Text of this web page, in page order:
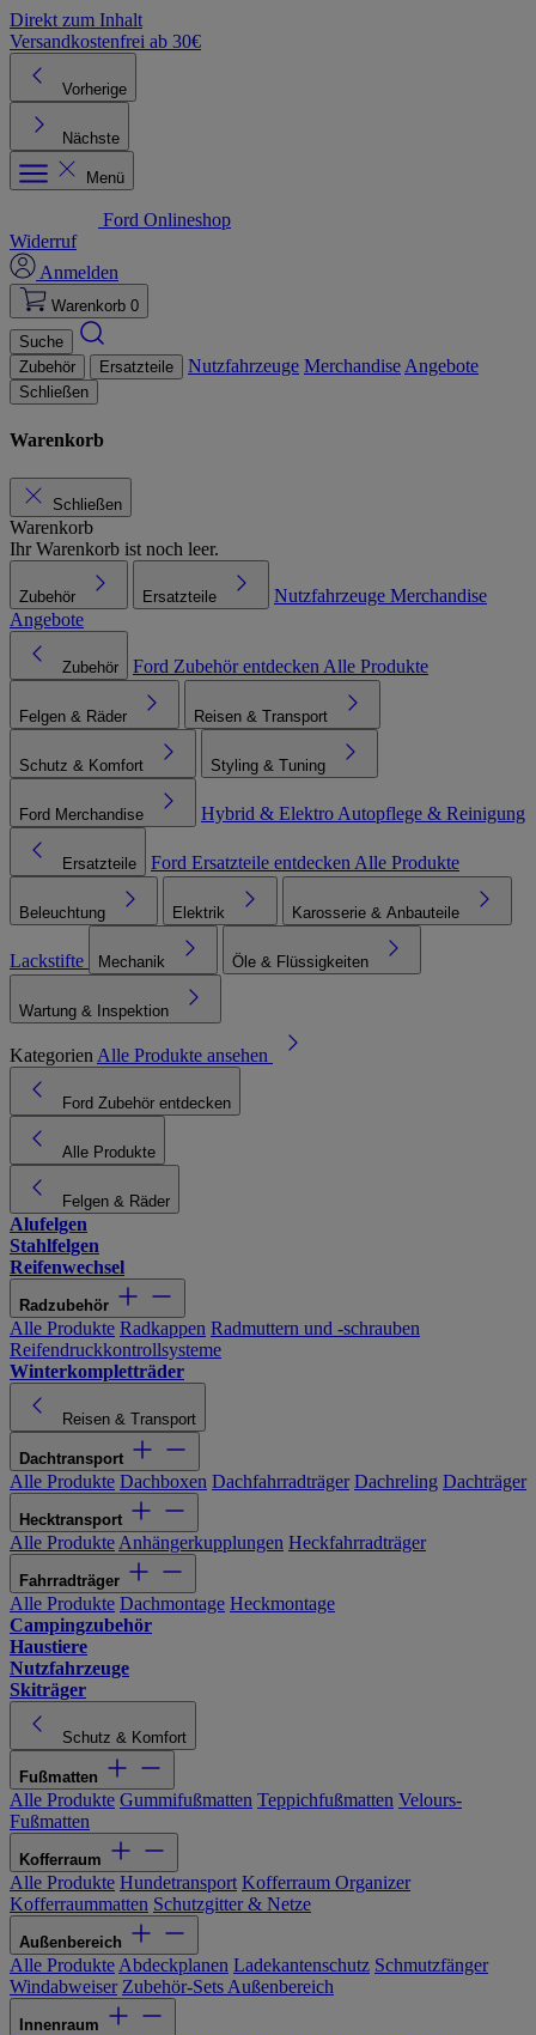
Direkt zum Inhalt
Versandkostenfrei ab 30€
Vorherige
Nächste
Menü
Ford Onlineshop
Widerruf
Anmelden
Warenkorb 0
Suche
Zubehör
Ersatzteile Nutzfahrzeuge Merchandise Angebote
Schließen
Warenkorb
Schließen
Warenkorb
Ihr Warenkorb ist noch leer.
Zubehör Ersatzteile Nutzfahrzeuge Merchandise
Angebote
Zubehör Ford Zubehör entdecken Alle Produkte
Felgen & Räder Reisen & Transport
Schutz & Komfort Styling & Tuning
Ford Merchandise Hybrid & Elektro Autopflege & Reinigung
Ersatzteile Ford Ersatzteile entdecken Alle Produkte
Beleuchtung Elektrik Karosserie & Anbauteile
Lackstifte Mechanik Öle & Flüssigkeiten
Wartung & Inspektion
Kategorien Alle Produkte ansehen
Ford Zubehör entdecken
Alle Produkte
Felgen & Räder
Alufelgen
Stahlfelgen
Reifenwechsel
Radzubehör
Alle Produkte Radkappen Radmuttern und -schrauben
Reifendruckkontrollsysteme
Winterkompletträder
Reisen & Transport
Dachtransport
Alle Produkte Dachboxen Dachfahrradträger Dachreling Dachträger
Hecktransport
Alle Produkte Anhängerkupplungen Heckfahrradträger
Fahrradträger
Alle Produkte Dachmontage Heckmontage
Campingzubehör
Haustiere
Nutzfahrzeuge
Skiträger
Schutz & Komfort
Fußmatten
Alle Produkte Gummifußmatten Teppichfußmatten Velours-
Fußmatten
Kofferraum
Alle Produkte Hundetransport Kofferraum Organizer
Kofferraummatten Schutzgitter & Netze
Außenbereich
Alle Produkte Abdeckplanen Ladekantenschutz Schmutzfänger
Windabweiser Zubehör-Sets Außenbereich
Innenraum